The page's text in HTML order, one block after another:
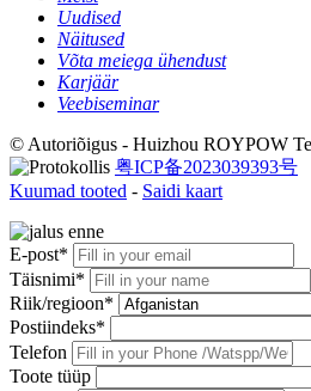
Uudised
Näitused
Võta meiega ühendust
Karjäär
Veebiseminar
© Autoriõigus - Huizhou ROYPOW
粤ICP备2023039393号
Kuumad tooted - Saidi kaart
E-post*
Täisnimi*
Riik/regioon*
Postiindeks*
Telefon
Toote tüüp